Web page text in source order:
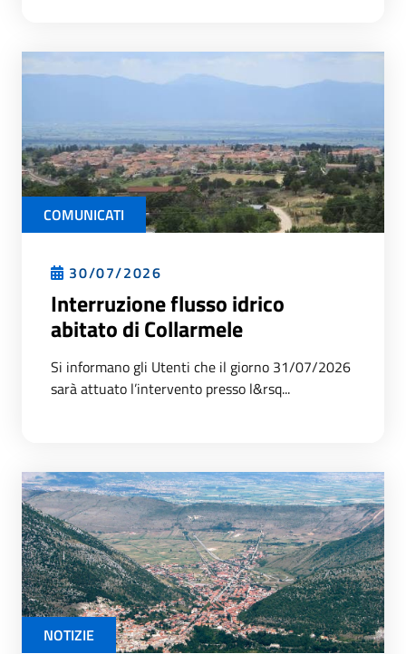
COMUNICATI
30/07/2026
Interruzione flusso idrico
abitato di Collarmele
Si informano gli Utenti che il giorno 31/07/2026
sarà attuato l’intervento presso l&rsq...
NOTIZIE